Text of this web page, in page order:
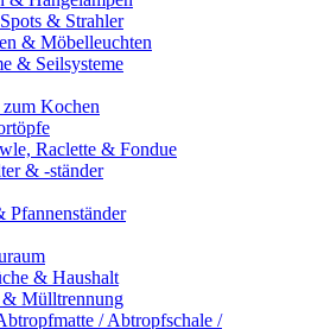
& Strahler
& Möbelleuchten
& Seilsysteme
Kochen
Raclette & Fondue
& -ständer
Pfannenständer
& Haushalt
Mülltrennung
/ Abtropfschale /